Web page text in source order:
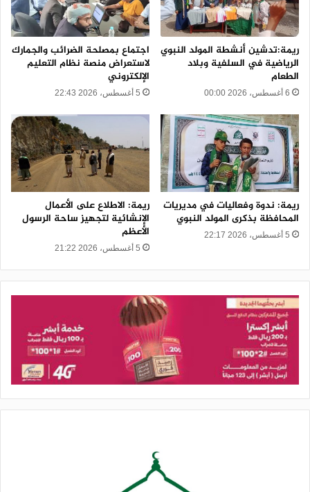
ريمة:تدشين أنشطة المولد النبوي
الرياضية في السلفية وبلاد
الطعام
6 أغسطس، 2026 00:00
اجتماع بمصلحة الضرائب والجمارك
لاستعراض منصة نظام التعليم
الإلكتروني
5 أغسطس، 2026 22:43
ريمة: ندوة وفعاليات في مديريات
المحافظة بذكرى المولد النبوي
5 أغسطس، 2026 22:17
ريمة: الاطلاع على الأعمال
الإنشائية لتجهيز ساحة الرسول
الأعظم
5 أغسطس، 2026 21:22